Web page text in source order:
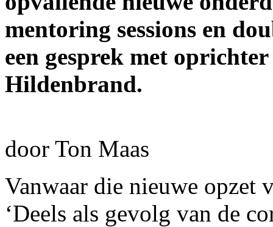
mentoring sessions en
een gesprek met
Hildenbrand.
door Ton Maas
Vanwaar die nieuwe opzet
‘Deels als gevolg van de